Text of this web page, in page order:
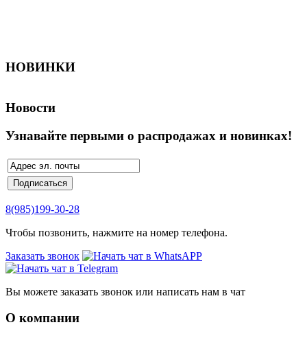
НОВИНКИ
Новости
Узнавайте первыми о распродажах и новинках!
8(985)199-30-28
Чтобы позвонить, нажмите на номер телефона.
Заказать звонок
Вы можете заказать звонок или написать нам в чат
О компании